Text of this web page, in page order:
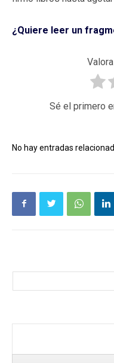
¿Quiere leer un
Sé el primero
No hay entradas